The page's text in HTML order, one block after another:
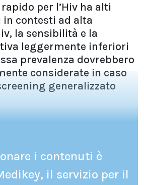
per l’Hiv ha alti
contesti ad alta
la sensibilità e la
leggermente inferiori
prevalenza dovrebbero
considerate in caso
generalizzato
i contenuti è
il servizio per il